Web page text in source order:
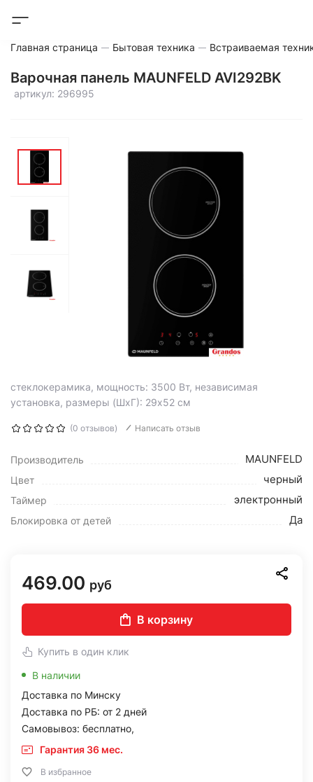
Главная страница Бытовая техника Встраиваемая
Варочная панель MAUNFELD AVI292BK
артикул: 296995
cтеклокерамика, мощность: 3500 Вт, независимая
установка, размеры (ШхГ): 29x52 см
(0 отзывов) Написать отзыв
Производитель MAUNFELD
Цвет черный
Таймер электронный
Блокировка от детей Да
469.00 руб
В корзину
Купить в один клик
В наличии
Доставка по Минску
Доставка по РБ: от 2 дней
Самовывоз: бесплатно,
Гарантия 36 мес.
В избранное